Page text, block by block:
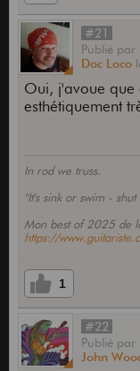
#21
Publié par
Doc Loco
Oui, j'avoue que
esthétiquement
In rod we truss.
"It's sink or swim - shut
Mon best of 2025 de
https://
1
#22
Publié par
John